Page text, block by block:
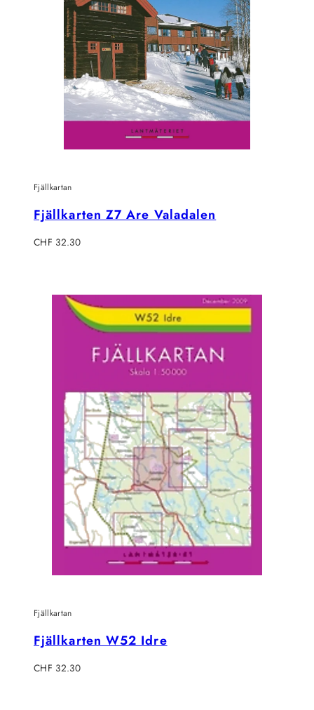
Fjällkartan
Fjällkarten Z7 Are Valadalen
Regulärer
CHF 32.30
Fjällkartan
Fjällkarten W52 Idre
Regulärer
CHF 32.30